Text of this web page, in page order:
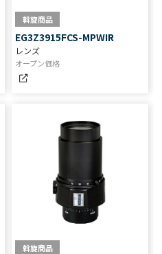
斡旋商品
EG3Z3915FCS-MPWIR
レンズ
オープン価格
斡旋商品